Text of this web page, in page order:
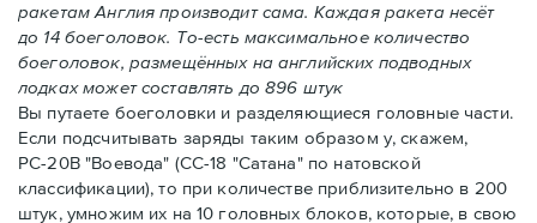
ракетам Англия производит сама. Каждая ракета несёт
до 14 боеголовок. То-есть максимальное количество
боеголовок, размещённых на английских подводных
лодках может составлять до 896 штук
Вы путаете боеголовки и разделяющиеся головные части.
Если подсчитывать заряды таким образом у, скажем,
РС-20В "Воевода" (СС-18 "Сатана" по натовской
классификации), то при количестве приблизительно в 200
штук, умножим их на 10 головных блоков, которые, в свою